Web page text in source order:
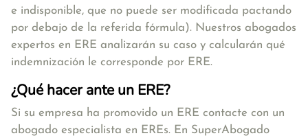
e indisponible, que no puede ser modificada pactando
por debajo de la referida fórmula). Nuestros abogados
expertos en ERE analizarán su caso y calcularán qué
indemnización le corresponde por ERE.
¿Qué hacer ante un ERE?
Si su empresa ha promovido un ERE contacte con un
abogado especialista en EREs. En SuperAbogado